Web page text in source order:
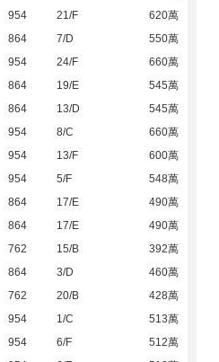
954 21/F
620萬
864 7/D
550萬
954 24/F
660萬
864 19/E
545萬
864 13/D
545萬
954 8/C
660萬
954 13/F
600萬
954 5/F
548萬
864 17/E
490萬
864 17/E
490萬
762 15/B
392萬
864 3/D
460萬
762 20/B
428萬
954 1/C
513萬
954 6/F
512萬